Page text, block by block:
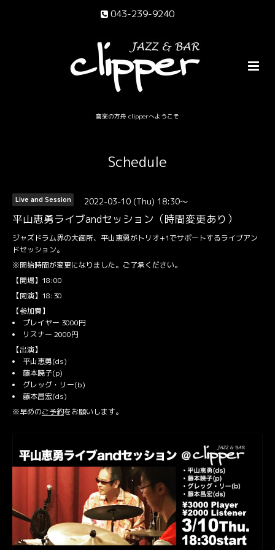
043-239-9240
音楽の方舟 clipperへようこそ
Schedule
Live and Session 2022-03-10 (Thu) 18:30～
平山恵勇ライブandセッション（時間変更あり）
ジャズドラム界の大御所、平山恵勇がトリオ+1でサポートするライブアン
ドセッション。
※開始時間が変更になりました。ご了承ください。
【開場】18:00
【開演】18:30
【参加費】
プレイヤー 3000円
リスナー 2000円
【出演】
平山恵勇(ds)
藤本暁子(p)
グレッグ・リー(b)
藤本昌宏(ds)
※早めのご予約をお願いします。